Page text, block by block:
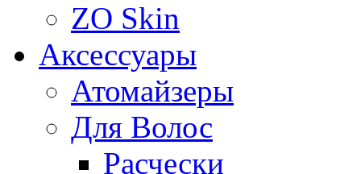
ZO Skin
Aксессуары
Атомайзеры
Для Волос
Расчески